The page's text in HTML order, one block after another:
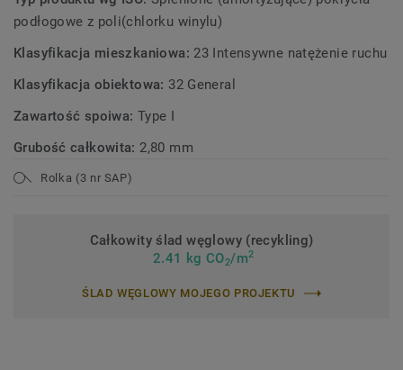
podłogowe z poli(chlorku winylu)
Klasyfikacja mieszkaniowa: 23 Intensywne natężenie ruchu
Klasyfikacja obiektowa: 32 General
Zawartość spoiwa: Type I
Grubość całkowita: 2,80 mm
Rolka (3 nr SAP)
Całkowity ślad węglowy (recykling)
2.41 kg CO2/m2
ŚLAD WĘGLOWY MOJEGO PROJEKTU